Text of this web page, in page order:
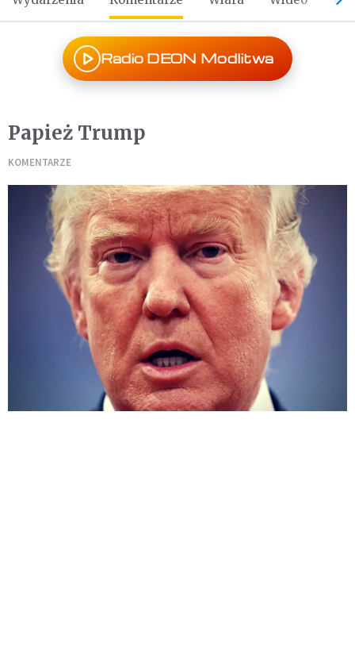
Radio DEON Modlitwa
Papież Trump
KOMENTARZE